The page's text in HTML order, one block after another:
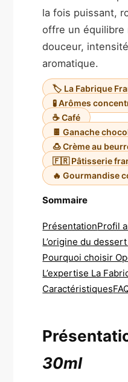
la fois puissant,
offre un équilibre
douceur,
aromatique.
🏷️ La Fabrique
🧪 Arômes
☕ Café
🍫 Ganache
🍮 Crème au
🇫🇷 Pâtisserie
🔥 Gourmandise
Sommaire
PrésentationProfil
L’origine du
Pourquoi choisir
L’expertise La
Caractéristiques
30ml